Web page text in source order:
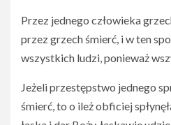
Przez jednego człowieka
przez grzech śmierć, i w ten
wszystkich ludzi, ponieważ
Jeżeli przestępstwo jednego
śmierć, to o ileż obficiej